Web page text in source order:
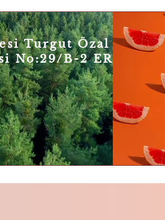
Turgut Özal Bulvarı
No:29/B-2 ERDEK